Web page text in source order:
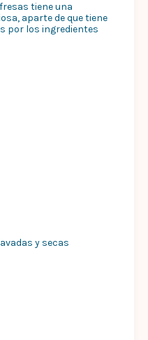
tiene una
aparte de que tiene
por los ingredientes
y secas